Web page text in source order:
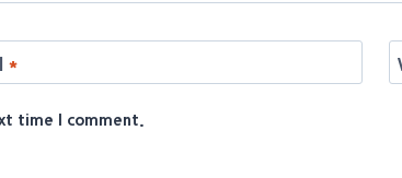
*
time I comment.